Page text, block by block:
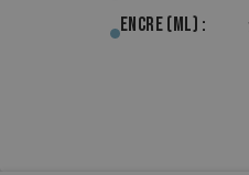
Encre (ml) :